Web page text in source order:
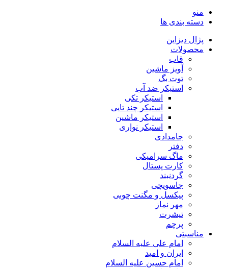
منو
دسته بندی ها
پژال دیزاین
محصولات
قاب
آویز ماشین
توت بگ
استیکر ضد آب
استیکر تکی
استیکر چند تایی
استیکر ماشین
استیکر نواری
جامدادی
دفتر
ماگ سرامیکی
کارت پستال
گردنبند
جاسویچی
پیکسل و مگنت چوبی
مهر نماز
تیشرت
پرچم
مناسبتی
امام علی علیه السلام
ایران و امید
امام حسین علیه السلام